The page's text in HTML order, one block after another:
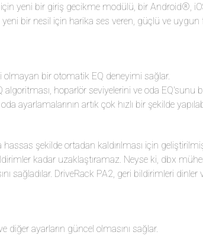
yeni bir giriş gecikme modülü, bir Android®,
bir nesil için harika ses veren, güçlü ve
olmayan bir otomatik EQ deneyimi sağlar.
hoparlör seviyelerini ve oda
artık çok hızlı bir şekilde
şekilde ortadan kaldırılması için
kadar uzaklaştıramaz. Neyse ki, dbx
sağladılar. DriveRack PA2, geri bildirimleri dinler
diğer ayarların güncel olmasını sağlar.